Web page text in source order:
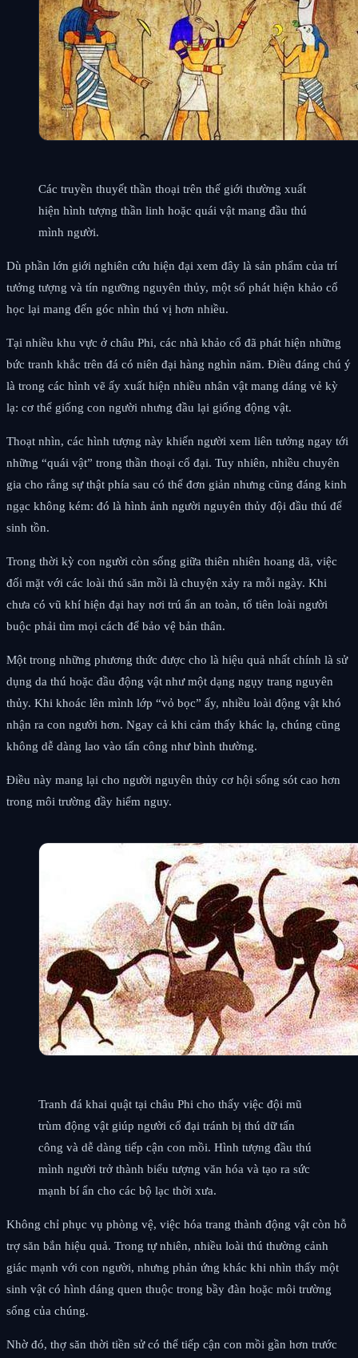
Các truyền thuyết thần thoại trên thế giới thường xuất
hiện hình tượng thần linh hoặc quái vật mang đầu thú
mình người.
Dù phần lớn giới nghiên cứu hiện đại xem đây là sản phẩm của trí
tưởng tượng và tín ngưỡng nguyên thủy, một số phát hiện khảo cổ
học lại mang đến góc nhìn thú vị hơn nhiều.
Tại nhiều khu vực ở châu Phi, các nhà khảo cổ đã phát hiện những
bức tranh khắc trên đá có niên đại hàng nghìn năm. Điều đáng chú ý
là trong các hình vẽ ấy xuất hiện nhiều nhân vật mang dáng vẻ kỳ
lạ: cơ thể giống con người nhưng đầu lại giống động vật.
Thoạt nhìn, các hình tượng này khiến người xem liên tưởng ngay tới
những “quái vật” trong thần thoại cổ đại. Tuy nhiên, nhiều chuyên
gia cho rằng sự thật phía sau có thể đơn giản nhưng cũng đáng kinh
ngạc không kém: đó là hình ảnh người nguyên thủy đội đầu thú để
sinh tồn.
Trong thời kỳ con người còn sống giữa thiên nhiên hoang dã, việc
đối mặt với các loài thú săn mồi là chuyện xảy ra mỗi ngày. Khi
chưa có vũ khí hiện đại hay nơi trú ẩn an toàn, tổ tiên loài người
buộc phải tìm mọi cách để bảo vệ bản thân.
Một trong những phương thức được cho là hiệu quả nhất chính là sử
dụng da thú hoặc đầu động vật như một dạng ngụy trang nguyên
thủy. Khi khoác lên mình lớp “vỏ bọc” ấy, nhiều loài động vật khó
nhận ra con người hơn. Ngay cả khi cảm thấy khác lạ, chúng cũng
không dễ dàng lao vào tấn công như bình thường.
Điều này mang lại cho người nguyên thủy cơ hội sống sót cao hơn
trong môi trường đầy hiểm nguy.
Tranh đá khai quật tại châu Phi cho thấy việc đội mũ
trùm động vật giúp người cổ đại tránh bị thú dữ tấn
công và dễ dàng tiếp cận con mồi. Hình tượng đầu thú
mình người trở thành biểu tượng văn hóa và tạo ra sức
mạnh bí ẩn cho các bộ lạc thời xưa.
Không chỉ phục vụ phòng vệ, việc hóa trang thành động vật còn hỗ
trợ săn bắn hiệu quả. Trong tự nhiên, nhiều loài thú thường cảnh
giác mạnh với con người, nhưng phản ứng khác khi nhìn thấy một
sinh vật có hình dáng quen thuộc trong bầy đàn hoặc môi trường
sống của chúng.
Nhờ đó, thợ săn thời tiền sử có thể tiếp cận con mồi gần hơn trước